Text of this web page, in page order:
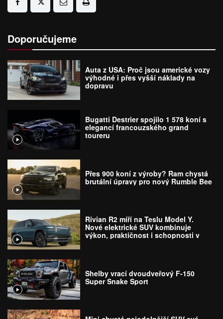
Doporučujeme
Auta z USA: Proč jsou americké vozy
výhodné i přes vyšší náklady na
dopravu
Bugatti Destrier spojilo 1 578 koní s
elegancí francouzského grand
toureru
Přes 900 koní z výroby? Ram chystá
brutální úpravy pro nový Rumble Bee
Rivian R2 míří na Teslu Model Y.
Nové elektrické SUV kombinuje
výkon, praktičnost i schopnosti v
Shelby vrací dvoudveřový F-150
Super Snake Sport